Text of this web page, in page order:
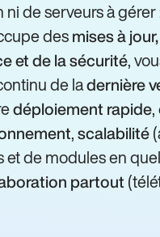
ni de serveurs à gérer
des mises à
et de la sécurité,
de ladernière
déploiement rapide,
, scalabilité
et de modules en
partout